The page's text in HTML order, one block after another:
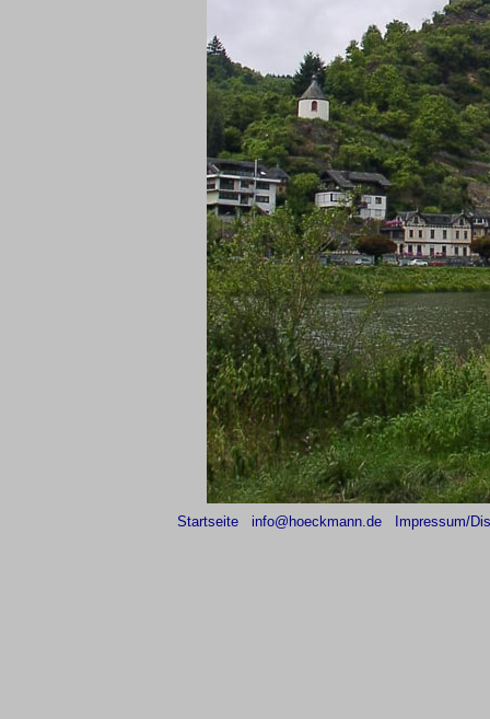
Startseite info@hoeckmann.de Impressum/